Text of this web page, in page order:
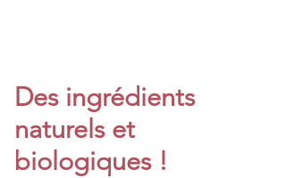
Des ingrédients
naturels et
biologiques !